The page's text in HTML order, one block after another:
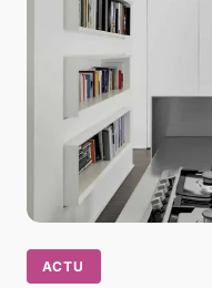
ACTU